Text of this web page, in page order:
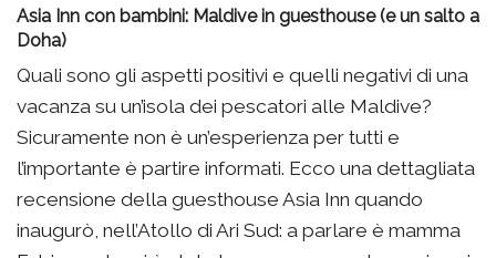
Asia Inn con bambini: Maldive in guesthouse (e un salto a
Doha)
Quali sono gli aspetti positivi e quelli negativi di una
vacanza su un’isola dei pescatori alle Maldive?
Sicuramente non è un’esperienza per tutti e
l’importante è partire informati. Ecco una dettagliata
recensione della guesthouse Asia Inn quando
inaugurò, nell’Atollo di Ari Sud: a parlare è mamma